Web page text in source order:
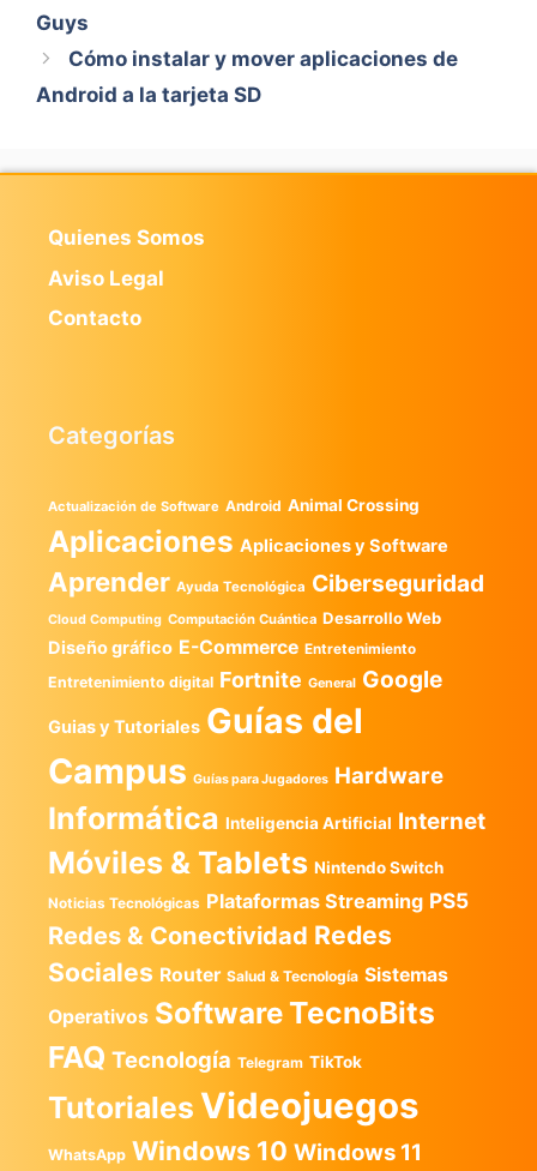
Guys
Cómo instalar y mover aplicaciones de
Android a la tarjeta SD
Quienes Somos
Aviso Legal
Contacto
Categorías
Actualización de Software Android Animal Crossing
Aplicaciones Aplicaciones y Software
Aprender Ayuda Tecnológica Ciberseguridad
Cloud Computing Computación Cuántica Desarrollo Web
Diseño gráfico E-Commerce Entretenimiento
Entretenimiento digital Fortnite General Google
Guias y Tutoriales Guías del
Campus Guías para Jugadores Hardware
Informática Inteligencia Artificial Internet
Móviles & Tablets Nintendo Switch
Noticias Tecnológicas Plataformas Streaming PS5
Redes & Conectividad Redes
Sociales Router Salud & Tecnología Sistemas
Operativos SoftwareTecnoBits
FAQ Tecnología Telegram TikTok
Tutoriales Videojuegos
WhatsApp Windows 10 Windows 11